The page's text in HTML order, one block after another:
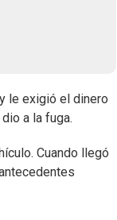
le exigió el dinero
a la fuga.
Cuando llegó